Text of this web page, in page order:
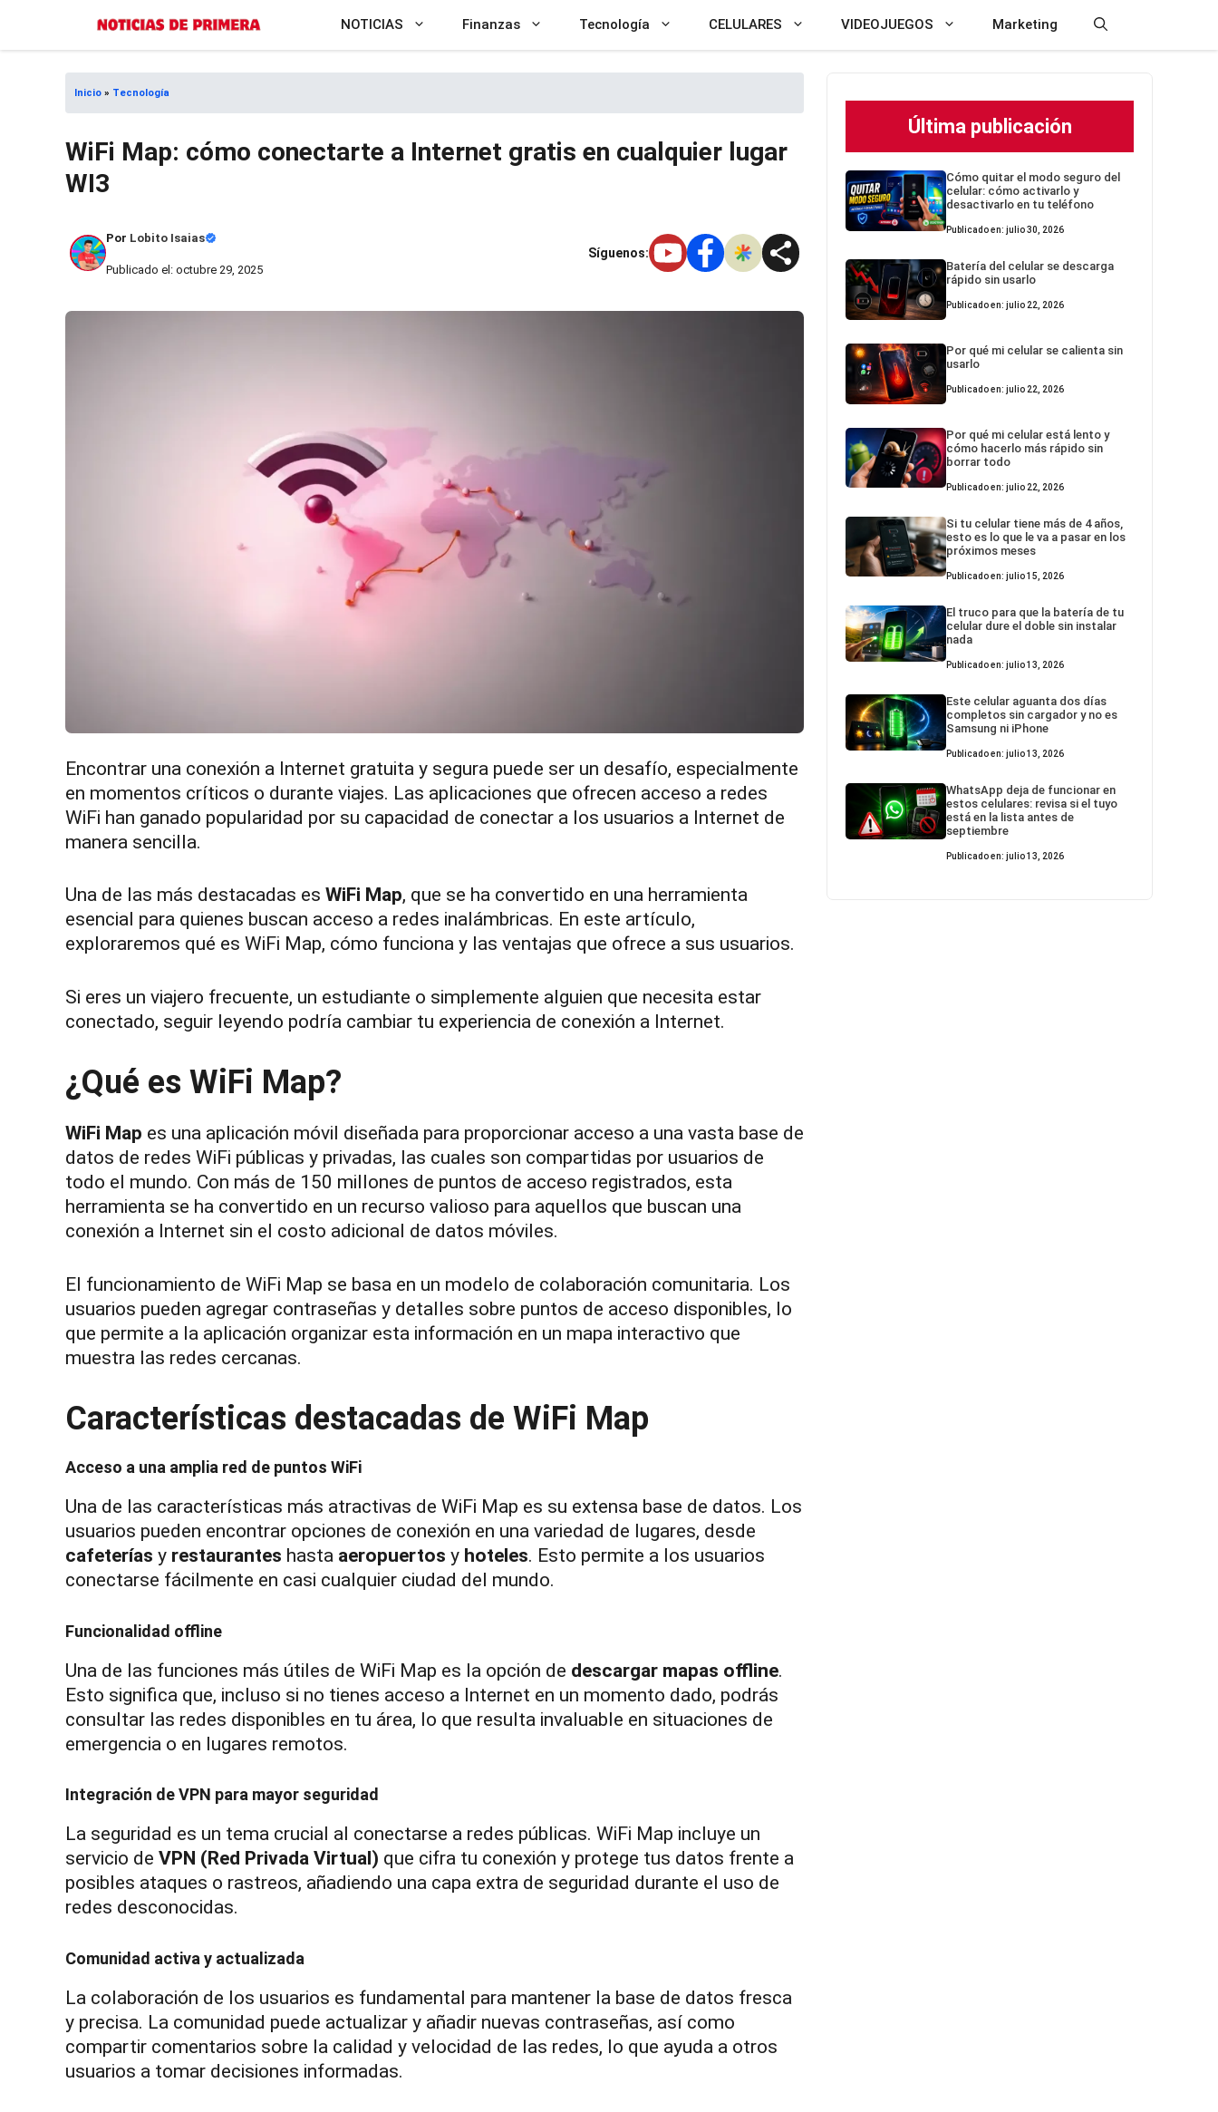
al
contenido
NOTICIAS Finanzas Tecnología CELULARES VIDEOJUEGOS Marketing
Inicio » Tecnología
WiFi Map: cómo conectarte a Internet gratis en cualquier lugar
WI3
Por Lobito Isaias
Publicado el: octubre 29, 2025
Síguenos:
Encontrar una conexión a Internet gratuita y segura puede ser un desafío, especialmente
en momentos críticos o durante viajes. Las aplicaciones que ofrecen acceso a redes
WiFi han ganado popularidad por su capacidad de conectar a los usuarios a Internet de
manera sencilla.
Una de las más destacadas es WiFi Map, que se ha convertido en una herramienta
esencial para quienes buscan acceso a redes inalámbricas. En este artículo,
exploraremos qué es WiFi Map, cómo funciona y las ventajas que ofrece a sus usuarios.
Si eres un viajero frecuente, un estudiante o simplemente alguien que necesita estar
conectado, seguir leyendo podría cambiar tu experiencia de conexión a Internet.
¿Qué es WiFi Map?
WiFi Map es una aplicación móvil diseñada para proporcionar acceso a una vasta base de
datos de redes WiFi públicas y privadas, las cuales son compartidas por usuarios de
todo el mundo. Con más de 150 millones de puntos de acceso registrados, esta
herramienta se ha convertido en un recurso valioso para aquellos que buscan una
conexión a Internet sin el costo adicional de datos móviles.
El funcionamiento de WiFi Map se basa en un modelo de colaboración comunitaria. Los
usuarios pueden agregar contraseñas y detalles sobre puntos de acceso disponibles, lo
que permite a la aplicación organizar esta información en un mapa interactivo que
muestra las redes cercanas.
Características destacadas de WiFi Map
Acceso a una amplia red de puntos WiFi
Una de las características más atractivas de WiFi Map es su extensa base de datos. Los
usuarios pueden encontrar opciones de conexión en una variedad de lugares, desde
cafeterías y restaurantes hasta aeropuertos y hoteles. Esto permite a los usuarios
conectarse fácilmente en casi cualquier ciudad del mundo.
Funcionalidad offline
Una de las funciones más útiles de WiFi Map es la opción de descargar mapas offline.
Esto significa que, incluso si no tienes acceso a Internet en un momento dado, podrás
consultar las redes disponibles en tu área, lo que resulta invaluable en situaciones de
emergencia o en lugares remotos.
Integración de VPN para mayor seguridad
La seguridad es un tema crucial al conectarse a redes públicas. WiFi Map incluye un
servicio de VPN (Red Privada Virtual) que cifra tu conexión y protege tus datos frente a
posibles ataques o rastreos, añadiendo una capa extra de seguridad durante el uso de
redes desconocidas.
Comunidad activa y actualizada
La colaboración de los usuarios es fundamental para mantener la base de datos fresca
y precisa. La comunidad puede actualizar y añadir nuevas contraseñas, así como
compartir comentarios sobre la calidad y velocidad de las redes, lo que ayuda a otros
usuarios a tomar decisiones informadas.
Última publicación
Cómo quitar el modo seguro del
celular: cómo activarlo y
desactivarlo en tu teléfono
Publicado en: julio 30, 2026
Batería del celular se descarga
rápido sin usarlo
Publicado en: julio 22, 2026
Por qué mi celular se calienta sin
usarlo
Publicado en: julio 22, 2026
Por qué mi celular está lento y
cómo hacerlo más rápido sin
borrar todo
Publicado en: julio 22, 2026
Si tu celular tiene más de 4 años,
esto es lo que le va a pasar en los
próximos meses
Publicado en: julio 15, 2026
El truco para que la batería de tu
celular dure el doble sin instalar
nada
Publicado en: julio 13, 2026
Este celular aguanta dos días
completos sin cargador y no es
Samsung ni iPhone
Publicado en: julio 13, 2026
WhatsApp deja de funcionar en
estos celulares: revisa si el tuyo
está en la lista antes de
septiembre
Publicado en: julio 13, 2026